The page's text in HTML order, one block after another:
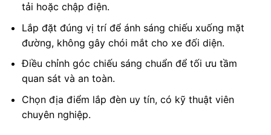
tải hoặc chập điện.
Lắp đặt đúng vị trí để ánh sáng chiếu xuống mặt
đường, không gây chói mắt cho xe đối diện.
Điều chỉnh góc chiếu sáng chuẩn để tối ưu tầm
quan sát và an toàn.
Chọn địa điểm lắp đèn uy tín, có kỹ thuật viên
chuyên nghiệp.